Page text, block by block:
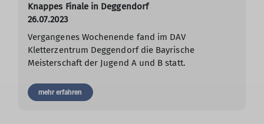
Knappes Finale in Deggendorf
26.07.2023
Vergangenes Wochenende fand im DAV
Kletterzentrum Deggendorf die Bayrische
Meisterschaft der Jugend A und B statt.
mehr erfahren